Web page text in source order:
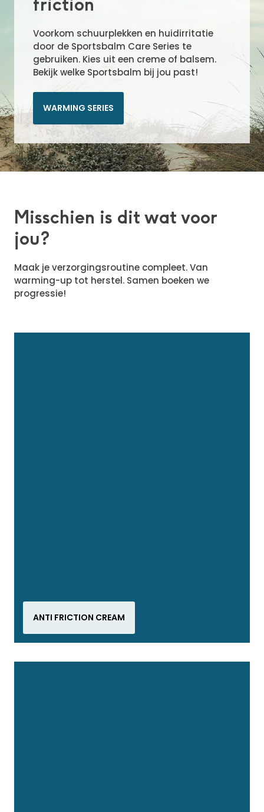
friction
Voorkom schuurplekken en huidirritatie
door de Sportsbalm Care Series te
gebruiken. Kies uit een creme of balsem.
Bekijk welke Sportsbalm bij jou past!
WARMING SERIES
Misschien is dit wat voor
jou?
Maak je verzorgingsroutine compleet. Van
warming-up tot herstel. Samen boeken we
progressie!
ANTI FRICTION CREAM